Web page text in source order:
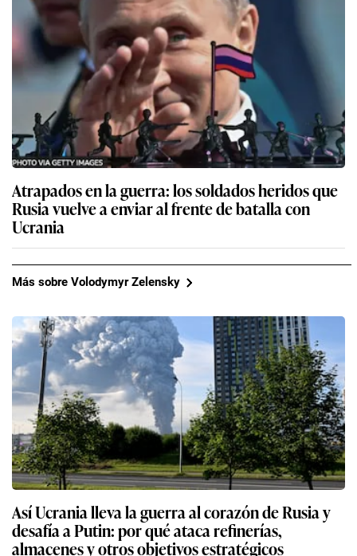
Atrapados en la guerra: los soldados heridos que
Rusia vuelve a enviar al frente de batalla con
Ucrania
Más sobre Volodymyr Zelensky
Así Ucrania lleva la guerra al corazón de Rusia y
desafía a Putin: por qué ataca refinerías,
almacenes y otros objetivos estratégicos